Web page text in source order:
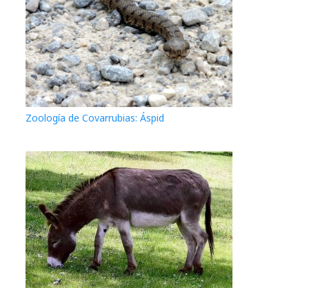
Zoología de Covarrubias: Áspid